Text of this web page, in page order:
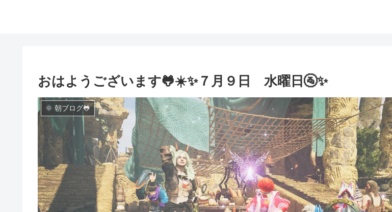
おはようございます🐸☀️✨７月９日 水曜日🚰✨
🌞 朝ブログ🐸